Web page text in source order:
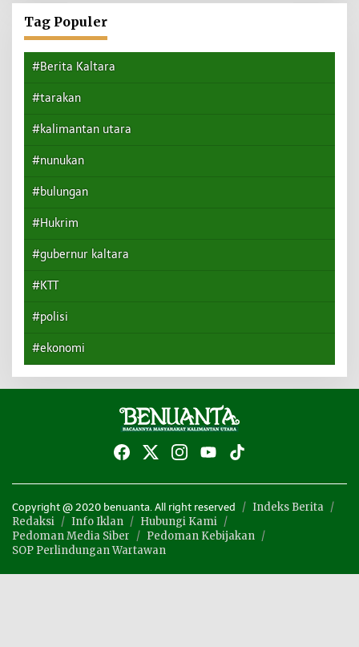
Tag Populer
#Berita Kaltara
#tarakan
#kalimantan utara
#nunukan
#bulungan
#Hukrim
#gubernur kaltara
#KTT
#polisi
#ekonomi
Copyright @ 2020 benuanta. All right reserved
Indeks Berita
Redaksi
Info Iklan
Hubungi Kami
Pedoman Media Siber
Pedoman Kebijakan
SOP Perlindungan Wartawan